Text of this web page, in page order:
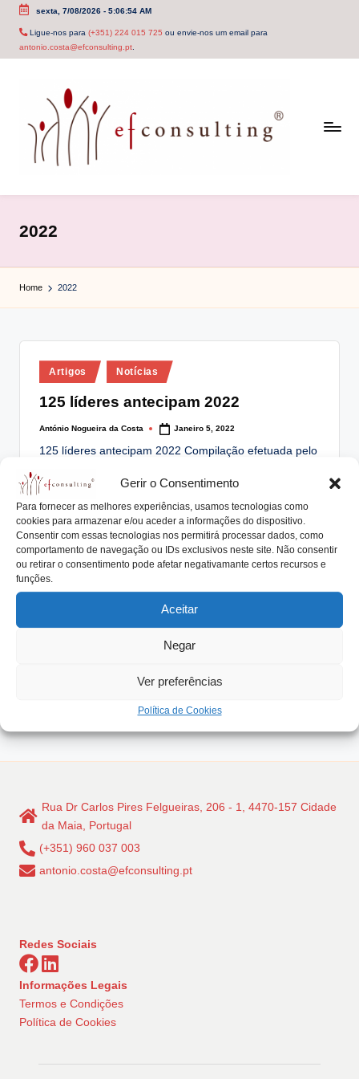
Gerir o Consentimento
Para fornecer as melhores experiências, usamos tecnologias como
cookies para armazenar e/ou aceder a informações do dispositivo.
Consentir com essas tecnologias nos permitirá processar dados, como
comportamento de navegação ou IDs exclusivos neste site. Não consentir
ou retirar o consentimento pode afetar negativamante certos recursos e
funções.
Aceitar
Negar
Ver preferências
Política de Cookies
Skip
sexta, 7/08/2026- 5:06:54 AM
Ligue-nos para (+351) 224 015 725 ou envie-nos um email para
antonio.costa@efconsulting.pt.
c
o
n
u
g
.
p
t
2022
Home 2022
Posted
in
Artigos Notícias
125 líderes antecipam 2022
Posted
António Nogueira da Costa Janeiro 5, 2022
125 líderes antecipam 2022 Compilação efetuada pelo
Posted
Artigos
Feliz Natal e Bom Ano 2022
António Nogueira da Costa Dezembro 14, 2021
NATAL "Nasce um Deus. Outros morrem. A verdade
Rua Dr Carlos Pires Felgueiras, 206 - 1, 4470-157 Cidade
da Maia, Portugal
(+351) 960 037 003
antonio.costa@efconsulting.pt
Redes Sociais
Informações Legais
Termos e Condições
Política de Cookies